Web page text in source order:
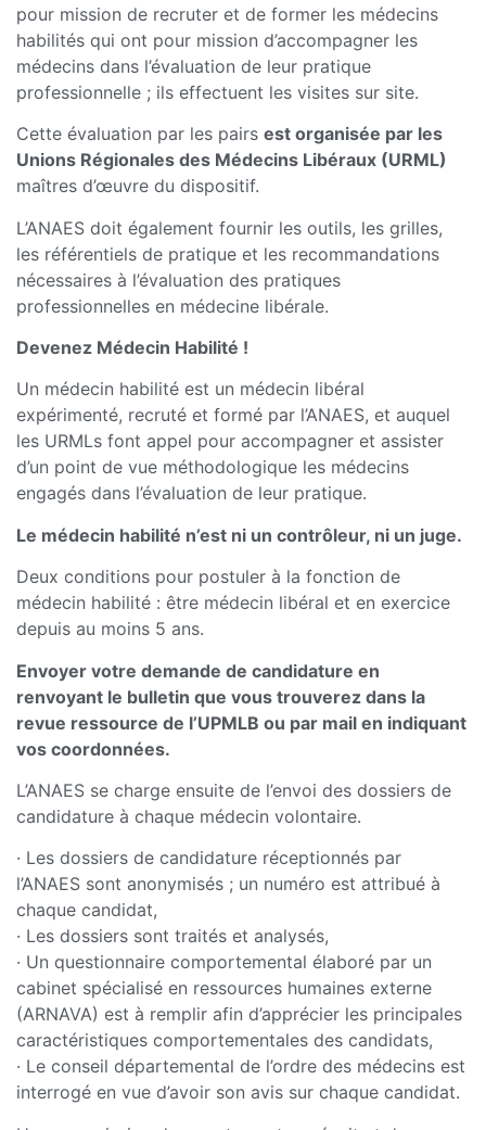
pour mission de recruter et de former les médecins
habilités qui ont pour mission d’accompagner les
médecins dans l’évaluation de leur pratique
professionnelle ; ils effectuent les visites sur site.
Cette évaluation par les pairs est organisée par les
Unions Régionales des Médecins Libéraux (URML)
maîtres d’œuvre du dispositif.
L’ANAES doit également fournir les outils, les grilles,
les référentiels de pratique et les recommandations
nécessaires à l’évaluation des pratiques
professionnelles en médecine libérale.
Devenez Médecin Habilité !
Un médecin habilité est un médecin libéral
expérimenté, recruté et formé par l’ANAES, et auquel
les URMLs font appel pour accompagner et assister
d’un point de vue méthodologique les médecins
engagés dans l’évaluation de leur pratique.
Le médecin habilité n’est ni un contrôleur, ni un juge.
Deux conditions pour postuler à la fonction de
médecin habilité : être médecin libéral et en exercice
depuis au moins 5 ans.
Envoyer votre demande de candidature en
renvoyant le bulletin que vous trouverez dans la
revue ressource de l’UPMLB ou par mail en indiquant
vos coordonnées.
L’ANAES se charge ensuite de l’envoi des dossiers de
candidature à chaque médecin volontaire.
· Les dossiers de candidature réceptionnés par
l’ANAES sont anonymisés ; un numéro est attribué à
chaque candidat,
· Les dossiers sont traités et analysés,
· Un questionnaire comportemental élaboré par un
cabinet spécialisé en ressources humaines externe
(ARNAVA) est à remplir afin d’apprécier les principales
caractéristiques comportementales des candidats,
· Le conseil départemental de l’ordre des médecins est
interrogé en vue d’avoir son avis sur chaque candidat.